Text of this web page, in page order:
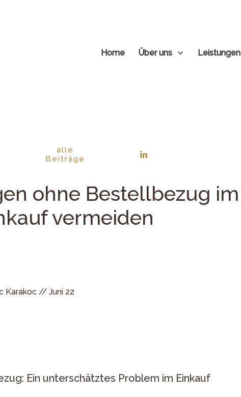
Home Über uns Leistungen
alle
Beiträge
ohne Bestellbezug im
vermeiden
Karakoc //Juni 22
Ein unterschätztes Problem im Einkauf